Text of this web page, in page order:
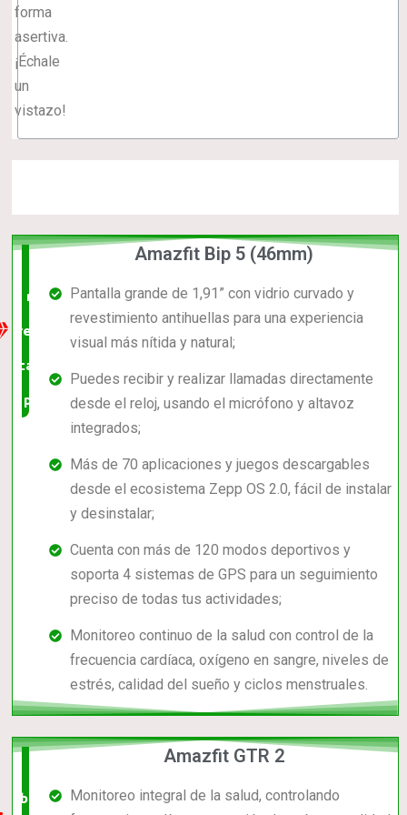
forma
asertiva.
¡Échale
un
vistazo!
mejor
relación
calidad-
precio
Amazfit Bip 5 (46mm)
Pantalla grande de 1,91” con vidrio curvado y
revestimiento antihuellas para una experiencia
visual más nítida y natural;
Puedes recibir y realizar llamadas directamente
desde el reloj, usando el micrófono y altavoz
integrados;
Más de 70 aplicaciones y juegos descargables
desde el ecosistema Zepp OS 2.0, fácil de instalar
y desinstalar;
Cuenta con más de 120 modos deportivos y
soporta 4 sistemas de GPS para un seguimiento
preciso de todas tus actividades;
Monitoreo continuo de la salud con control de la
frecuencia cardíaca, oxígeno en sangre, niveles de
estrés, calidad del sueño y ciclos menstruales.
barato,
Amazfit GTR 2
Monitoreo integral de la salud, controlando